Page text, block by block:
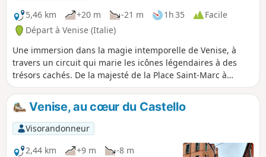
5,46 km
+20 m -21 m 1h 35
Facile
Départ à Venise (Italie)
Une immersion dans la magie intemporelle de Venise, à
travers un circuit qui marie les icônes légendaires à des
trésors cachés. De la majesté de la Place Saint-Marc à
l'atmosphère plus intime de quartiers historiques. Les
canaux et ruelles sont les seules guides de cette exploration
inoubliable de la Sérénissime.
Venise, au cœur du Castello
Visorandonneur
2,44 km
+9 m
-8 m